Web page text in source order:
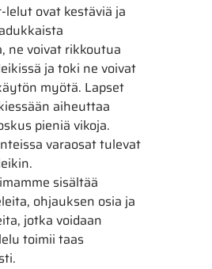
lelut ovat kestäviä ja
ne voivat rikkoutua
ja toki ne voivat
myötä. Lapset
aiheuttaa
pieniä vikoja.
varaosat tulevat
sisältää
ohjauksen osia ja
jotka voidaan
toimii taas